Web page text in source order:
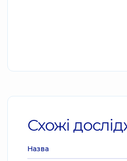
Схожі
Назва